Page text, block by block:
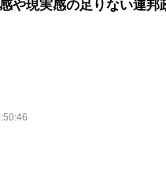
や現実感の足りない連